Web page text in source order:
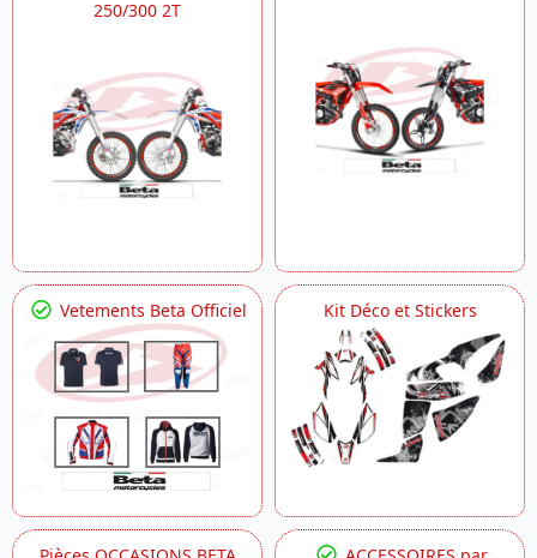
250/300 2T
Vetements Beta Officiel Kit Déco et Stickers